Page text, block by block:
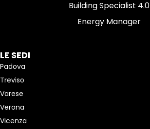
Building Specialist 4.0
Energy Manager
LE SEDI
Padova
Treviso
Varese
Verona
Vicenza